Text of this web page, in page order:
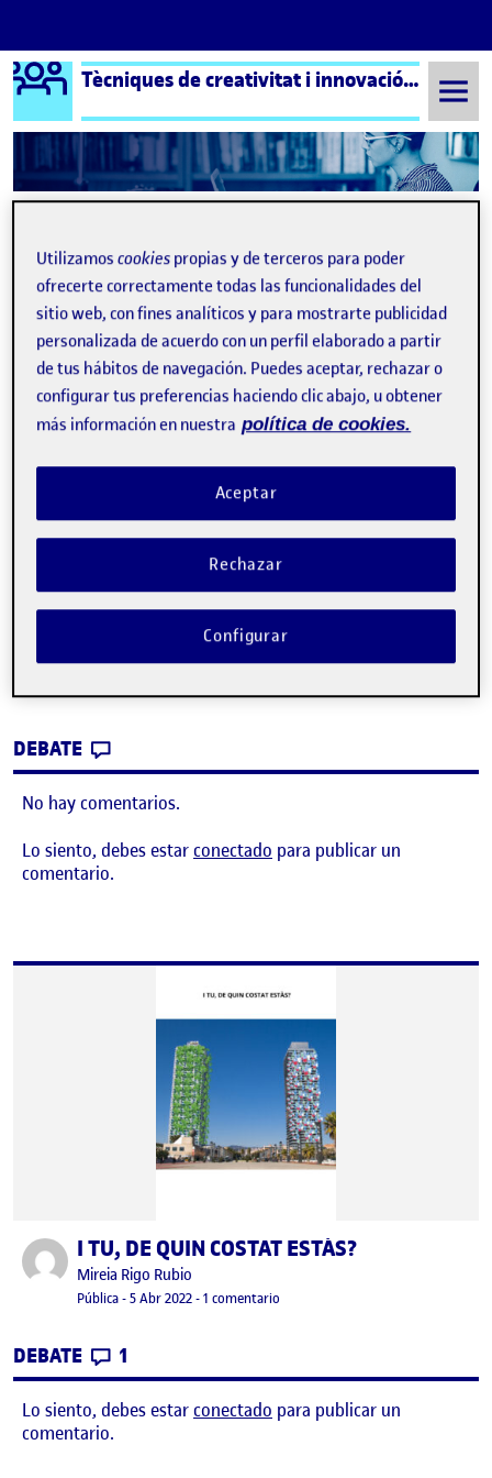
Saltar al contenido
Logo Ágora Tècniques de creativitat i innovació aula 2
Repte 2: Escapa del
pensament vertical
¿Donde esta Willy?
Publicado por
Patricia Rojas Castillo
Pública-8 Abr 2022-comentario
DEBATE
No hay comentarios.
Lo siento, debes estarconectado para publicar un
comentario.
Publicado porI TU, DE QUIN COSTAT ESTÀS?
Publicado por
Mireia Rigo Rubio
Visibilidad:
Pública-Fecha de publicación
5 Abr 2022-1 comentario
DEBATE CONTRIBUTIONS
1
Lo siento, debes estarconectado para publicar un
comentario.
Utilizamoscookies propias y de terceros para poder
ofrecerte correctamente todas las funcionalidades del
sitio web, con fines analíticos y para mostrarte publicidad
personalizada de acuerdo con un perfil elaborado a partir
de tus hábitos de navegación. Puedes aceptar, rechazar o
configurar tus preferencias haciendo clic abajo, u obtener
más información en nuestra política de cookies.
Rechazar
Aceptar
Configurar